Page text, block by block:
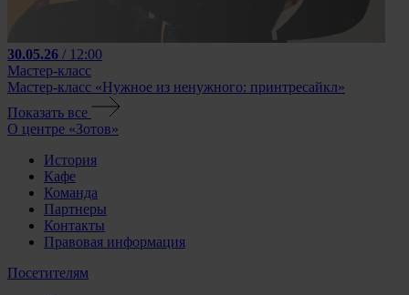
30.05.26 / 12:00
Мастер-класс
Мастер-класс «Нужное из ненужного: принтресайкл»
Показать все
О центре «Зотов»
История
Кафе
Команда
Партнеры
Контакты
Правовая информация
Посетителям